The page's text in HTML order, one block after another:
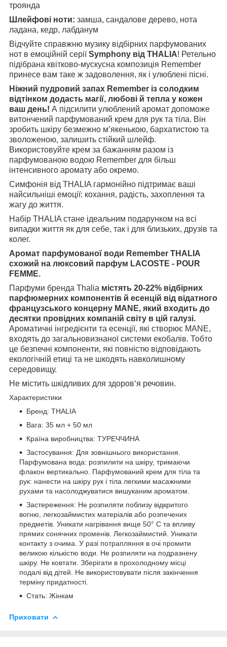
троянда
Шлейфові ноти: замша, сандалове дерево, нота
ладана, кедр, лабданум
Відчуйте справжню музику відбірних парфумованих
нот в емоційній серіїSymphony від THALIA! Ретельно
підібрана квітково-мускусна композиція Remember
принесе вам таке ж задоволення, як і улюблені пісні.
Ніжний пудровий запах Remember із солодким
відтінком додасть магії, любові й тепла у кожен
ваш день! А підсилити улюблений аромат допоможе
витончений парфумований крем для рук та тіла. Він
зробить шкіру безмежно м’якенькою, бархатистою та
зволоженою, залишить стійкий шлейф.
Використовуйте крем за бажанням разом із
парфумованою водою Remember для більш
інтенсивного аромату або окремо.
Симфонія від THALIA гармонійно підтримає ваші
найсильніші емоції: кохання, радість, захоплення та
жагу до життя.
Набір THALIA стане ідеальним подарунком на всі
випадки життя як для себе, так і для близьких, друзів та
колег.
Аромат парфумованої води Remember THALIA
схожий на люксовий парфум LACOSTE - POUR
FEMME.
Парфуми бренда Thalia містять 20-22% відбірних
парфюмерних компонентів й есенцій від відатного
французського концерну MANE, який входить до
десятки провідних компаній світу в цій галузі.
Ароматичні інгредієнти та есенції, які створює MANE,
входять до загальновизнаної системи екобалів. Тобто
це безпечні компоненти, які повністю відповідають
екологічній етиці та не шкодять навколишному
середовищу.
Не містить шкідливих для здоров‘я речовин.
Характеристики
Бренд: THALIA
Вага: 35 мл + 50 мл
Країна виробництва: ТУРЕЧЧИНА
Застосування: Для зовнішнього використання.
Парфумована вода: розпилити на шкіру, тримаючи
флакон вертикально. Парфумований крем для тіла та
рук: нанести на шкіру рук і тіла легкими масажними
рухами та насолоджуватися вишуканим ароматом.
Застереження: Не розпиляти поблизу відкритого
вогню, легкозаймистих матеріалів або розпечених
предметів. Уникати нагрівання вище 50° С та впливу
прямих сонячних променів. Легкозаймистий. Уникати
контакту з очима. У разі потрапляння в очі промити
великою кількістю води. Не розпиляти на подразнену
шкіру. Не ковтати. Зберігати в прохолодному місці
подалі від дітей. Не використовувати після закінчення
терміну придатності.
Стать: Жінкам
Приховати